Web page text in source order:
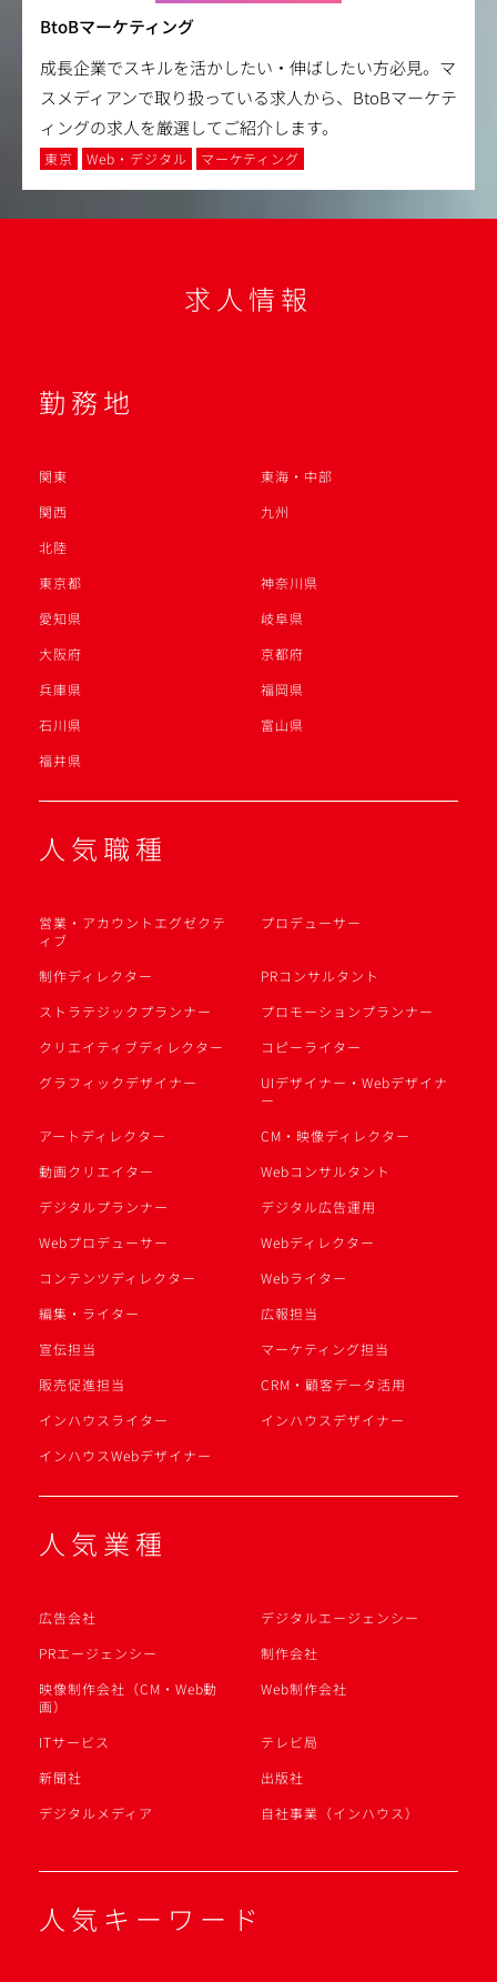
BtoBマーケティング
成長企業でスキルを活かしたい・伸ばしたい方必見。マ
スメディアンで取り扱っている求人から、BtoBマーケテ
ィングの求人を厳選してご紹介します。
東京 Web・デジタル マーケティング
求人情報
勤務地
関東
東海・中部
関西
九州
北陸
東京都
神奈川県
愛知県
岐阜県
大阪府
京都府
兵庫県
福岡県
石川県
富山県
福井県
人気職種
営業・アカウントエグゼクテ
ィブ
プロデューサー
制作ディレクター
PRコンサルタント
ストラテジックプランナー
プロモーションプランナー
クリエイティブディレクター
コピーライター
グラフィックデザイナー
UIデザイナー・Webデザイナ
ー
アートディレクター
CM・映像ディレクター
動画クリエイター
Webコンサルタント
デジタルプランナー
デジタル広告運用
Webプロデューサー
Webディレクター
コンテンツディレクター
Webライター
編集・ライター
広報担当
宣伝担当
マーケティング担当
販売促進担当
CRM・顧客データ活用
インハウスライター
インハウスデザイナー
インハウスWebデザイナー
人気業種
広告会社
デジタルエージェンシー
PRエージェンシー
制作会社
映像制作会社（CM・Web動
画）
Web制作会社
ITサービス
テレビ局
新聞社
出版社
デジタルメディア
自社事業（インハウス）
人気キーワード